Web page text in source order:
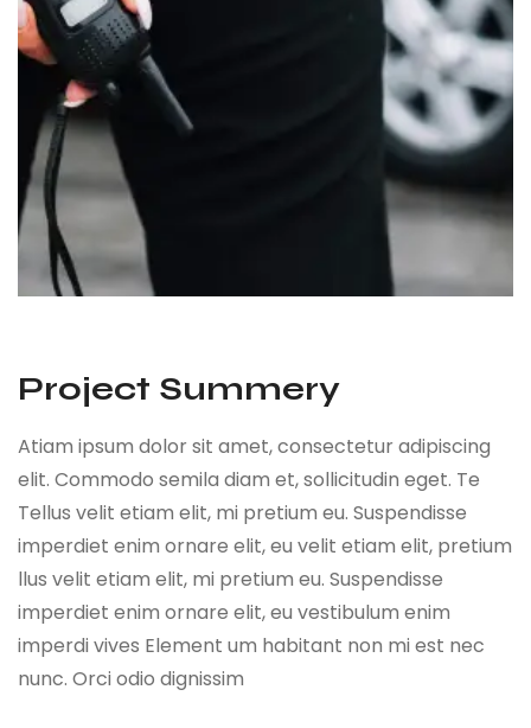
Project Summery
Atiam ipsum dolor sit amet, consectetur adipiscing
elit. Commodo semila diam et, sollicitudin eget. Te
Tellus velit etiam elit, mi pretium eu. Suspendisse
imperdiet enim ornare elit, eu velit etiam elit, pretium
llus velit etiam elit, mi pretium eu. Suspendisse
imperdiet enim ornare elit, eu vestibulum enim
imperdi vives Element um habitant non mi est nec
nunc. Orci odio dignissim